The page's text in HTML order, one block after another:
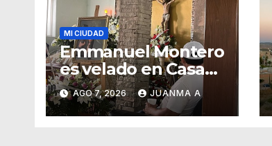
MI CIUDAD
Emmanuel Montero
es velado en Casa
funeraria Forasté
AGO 7, 2026 JUANMA A